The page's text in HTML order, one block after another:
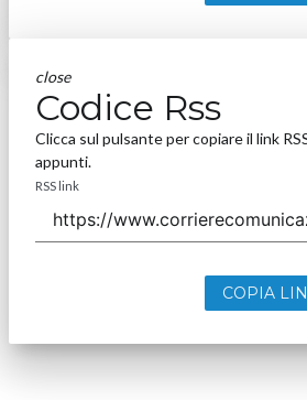
close
Codice Rss
Clicca sul pulsante per copiare il link
appunti.
RSS link
COPIA